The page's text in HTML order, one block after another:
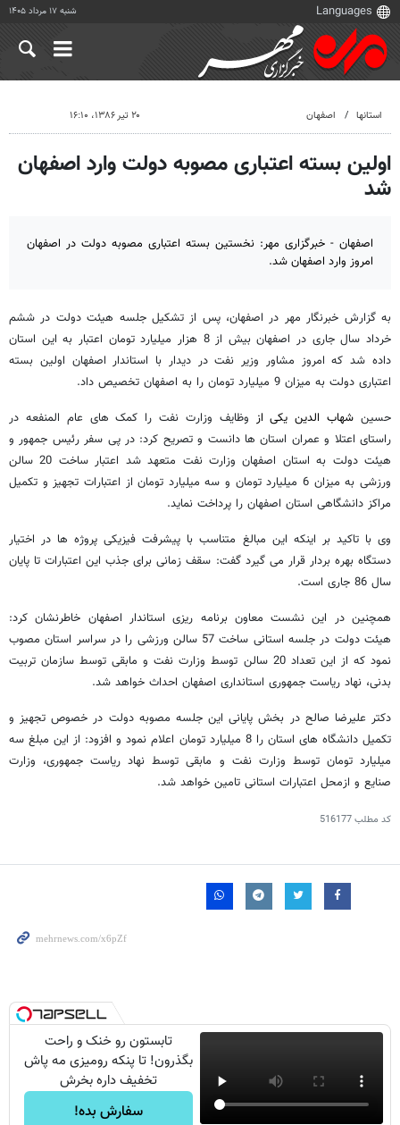
شنبه ۱۷ مرداد ۱۴۰۵
استانها اصفهان ۲۰ تیر ۱۳۸۶، ۱۶:۱۰
اولین بسته اعتباری مصوبه دولت وارد اصفهان
شد
اصفهان - خبرگزاری مهر: نخستین بسته اعتباری مصوبه دولت در اصفهان
امروز وارد اصفهان شد.
به گزارش خبرنگار مهر در اصفهان، پس از تشکیل جلسه هیئت دولت در ششم
خرداد سال جاری در اصفهان بیش از 8 هزار میلیارد تومان اعتبار به این استان
داده شد که امروز مشاور وزیر نفت در دیدار با استاندار اصفهان اولین بسته
اعتباری دولت به میزان 9 میلیارد تومان را به اصفهان تخصیص داد.
حسین شهاب الدین یکی از وظایف وزارت نفت را کمک های عام المنفعه در
راستای اعتلا و عمران استان ها دانست و تصریح کرد: در پی سفر رئیس جمهور و
هیئت دولت به استان اصفهان وزارت نفت متعهد شد اعتبار ساخت 20 سالن
ورزشی به میزان 6 میلیارد تومان و سه میلیارد تومان از اعتبارات تجهیز و تکمیل
مراکز دانشگاهی استان اصفهان را پرداخت نماید.
وی با تاکید بر اینکه این مبالغ متناسب با پیشرفت فیزیکی پروژه ها در اختیار
دستگاه بهره بردار قرار می گیرد گفت: سقف زمانی برای جذب این اعتبارات تا پایان
سال 86 جاری است.
همچنین در این نشست معاون برنامه ریزی استاندار اصفهان خاطرنشان کرد:
هیئت دولت در جلسه استانی ساخت 57 سالن ورزشی را در سراسر استان مصوب
نمود که از این تعداد 20 سالن توسط وزارت نفت و مابقی توسط سازمان تربیت
بدنی، نهاد ریاست جمهوری استانداری اصفهان احداث خواهد شد.
دکتر علیرضا صالح در بخش پایانی این جلسه مصوبه دولت در خصوص تجهیز و
تکمیل دانشگاه های استان را 8 میلیارد تومان اعلام نمود و افزود: از این مبلغ سه
میلیارد تومان توسط وزارت نفت و مابقی توسط نهاد ریاست جمهوری، وزارت
صنایع و ازمحل اعتبارات استانی تامین خواهد شد.
کد مطلب516177
تابستون رو خنک و راحت
بگذرون! تا پنکه رومیزی مه پاش
تخفیف داره بخرش
سفارش بده!